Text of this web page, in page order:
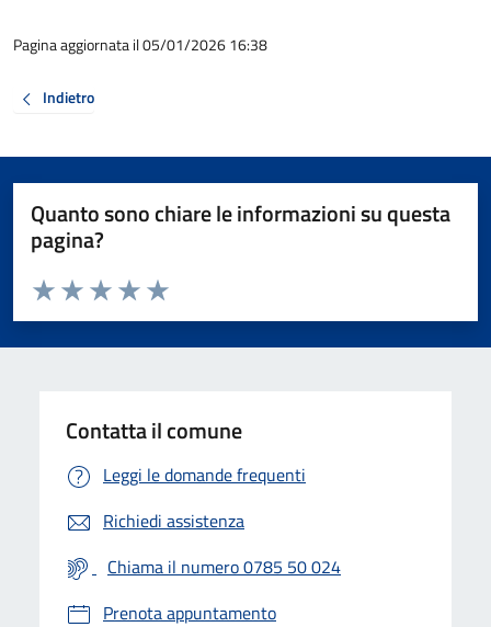
Pagina aggiornata il 05/01/2026 16:38
Indietro
Quanto sono chiare le informazioni su questa
pagina?
Valuta da 1 a 5 stelle la pagina
Valuta 5 stelle su 5
Valuta 4 stelle su 5
Valuta 3 stelle su 5
Valuta 2 stelle su 5
Valuta 1 stelle su 5
Contatta il comune
Leggi le domande frequenti
Richiedi assistenza
Chiama il numero 0785 50 024
Prenota appuntamento